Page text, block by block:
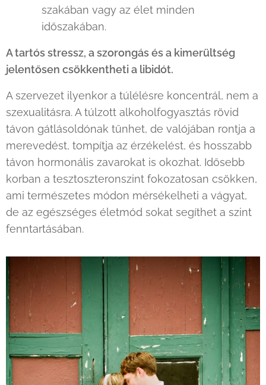
szakában vagy az élet minden
időszakában.
A tartós stressz, a szorongás és a kimerültség
jelentősen csökkentheti a libidót.
A szervezet ilyenkor a túlélésre koncentrál, nem a
szexualitásra. A túlzott alkoholfogyasztás rövid
távon gátlásoldónak tűnhet, de valójában rontja a
merevedést, tompítja az érzékelést, és hosszabb
távon hormonális zavarokat is okozhat. Idősebb
korban a tesztoszteronszint fokozatosan csökken,
ami természetes módon mérsékelheti a vágyat,
de az egészséges életmód sokat segíthet a szint
fenntartásában.